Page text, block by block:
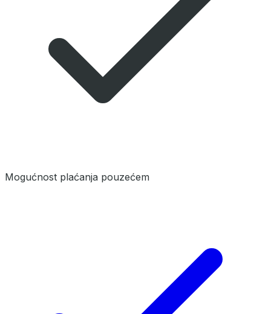
Mogućnost plaćanja pouzećem